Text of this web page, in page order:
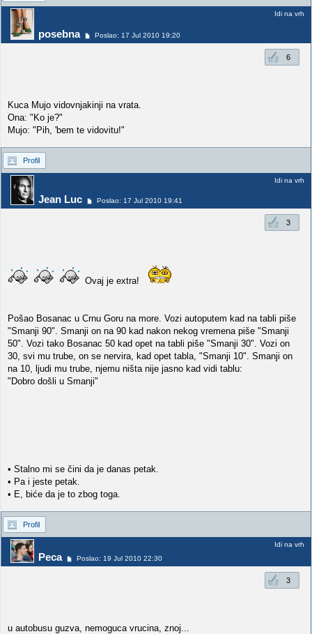
posebna Poslao: 17 Jul 2010 19:20
Idi na vrh
6
Kuca Mujo vidovnjakinji na vrata.
Ona: "Ko je?"
Mujo: "Pih, 'bem te vidovitu!"
Profil
Jean Luc Poslao: 17 Jul 2010 19:41
Idi na vrh
3
Ovaj je extra!
Pošao Bosanac u Crnu Goru na more. Vozi autoputem kad na tabli piše
"Smanji 90". Smanji on na 90 kad nakon nekog vremena piše "Smanji
50". Vozi tako Bosanac 50 kad opet na tabli piše "Smanji 30". Vozi on
30, svi mu trube, on se nervira, kad opet tabla, "Smanji 10". Smanji on
na 10, ljudi mu trube, njemu ništa nije jasno kad vidi tablu:
"Dobro došli u Smanji"
• Stalno mi se čini da je danas petak.
• Pa i jeste petak.
• E, biće da je to zbog toga.
Profil
Peca Poslao: 19 Jul 2010 22:30
Idi na vrh
3
u autobusu guzva, nemoguca vrucina, znoj...